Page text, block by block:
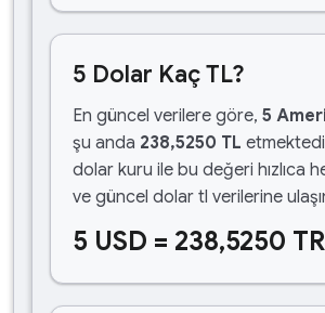
5 Dolar Kaç TL?
En güncel verilere göre, 5
şu anda 238,5250 TL
dolar kuru ile bu değeri hızlıca
ve güncel dolar tl verilerine
5 USD = 238,5250